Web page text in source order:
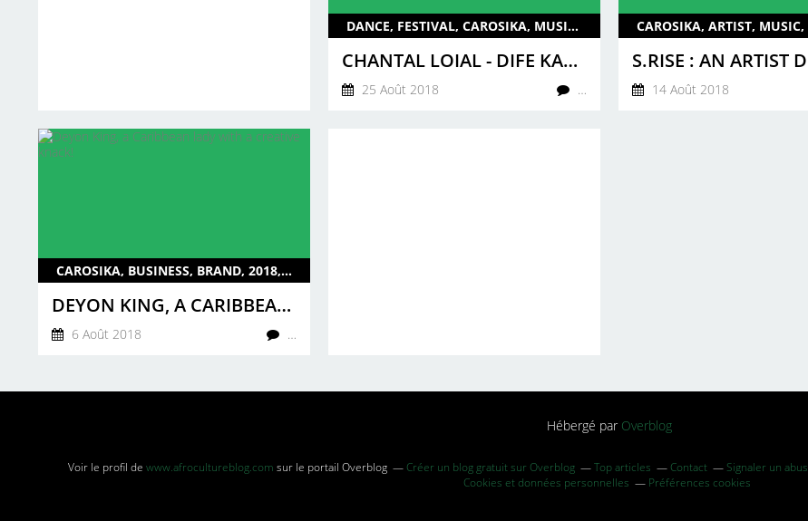
DANCE, FESTIVAL, CAROSIKA, MUSIC, ARTIST, CHANTALLOIAL, AWILOLONGOMBA, ENG, UK, 2018
CHANTAL LOIAL - DIFE KAKO AT BATUKE 2018
25 Août 2018 … 14 Août 2018
CAROSIKA, BUSINESS, BRAND, 2018, ENG, UK
DEYON KING, A CARIBBEAN LADY WITH A CREATIVE KNACK!
6 Août 2018 …
Hébergé par Overblog
Voir le profil de www.afrocultureblog.com sur le portail Overblog Créer un blog gratuit sur Overblog Top articles Contact Signaler un abus
Cookies et données personnelles
Préférences cookies